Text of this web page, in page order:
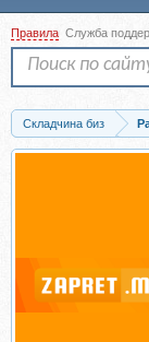
Правила Служба
Складчина биз
Скачать Курс